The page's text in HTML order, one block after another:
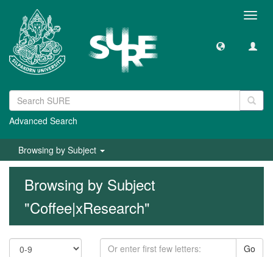
Advanced Search
Browsing by Subject
Browsing by Subject
"Coffee|xResearch"
Go